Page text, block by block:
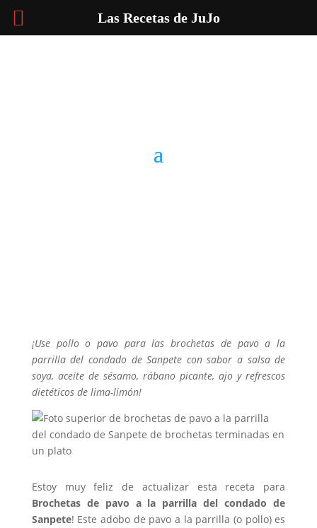
¡Use pollo o pavo para las brochetas de pavo a la
parrilla del condado de Sanpete con sabor a salsa de
soya, aceite de sésamo, rábano picante, ajo y refrescos
dietéticos de lima-limón!
Estoy muy feliz de actualizar esta receta para
Brochetas de pavo a la parrilla del condado de
Sanpete! Este adobo de pavo a la parrilla (o pollo) es
Las Recetas de JuJo